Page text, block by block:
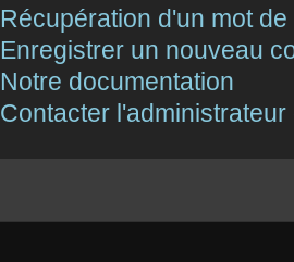
Récupération d'un mot
Enregistrer un nouveau
Notre documentation
Contacter